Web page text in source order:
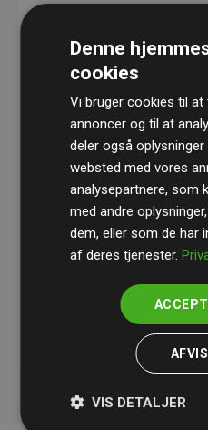
reducerende effekt, som
dobbelt så meget CO₂
Alle projekter er
Standard– en
kvalitet og
Du kan læse mere om
initiativet Websites,
Denne
cookies
Vi bruger cookies til at
annoncer og til at
deler også
websted med vores
analysepartnere, som
med andre
dem, eller som de har
af deres tjenester.
VIS DETALJER